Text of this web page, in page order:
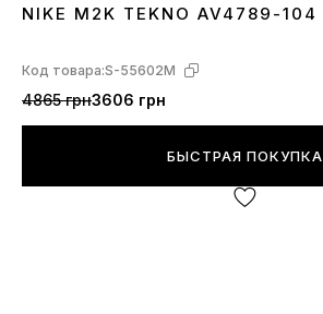
4045
NIKE M2K TEKNO AV4789-104
Код товара:S-55602M
4865 грн3606 грн
БЫСТРАЯ ПОКУПКА